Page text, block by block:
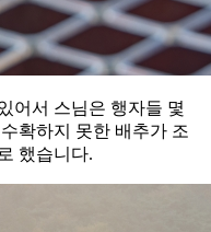
어서 스님은 행자들 몇
확하지 못한 배추가 조
했습니다.